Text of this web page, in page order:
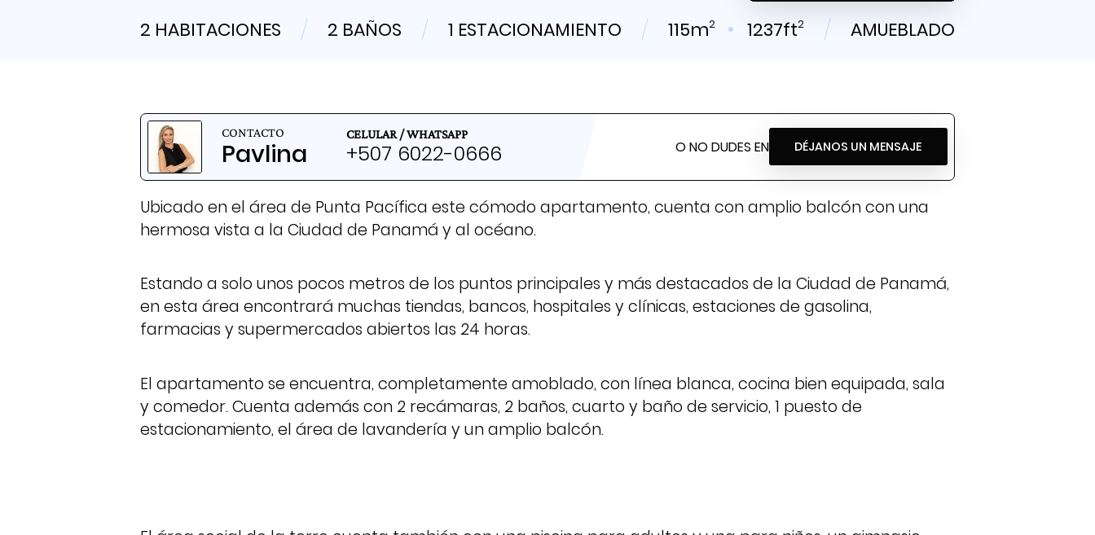
2 HABITACIONES 2 BAÑOS 1 ESTACIONAMIENTO 115m2 1237ft2 AMUEBLADO
CONTACTO
Pavlina
CELULAR / WHATSAPP
-0666
6022
+507 O NO DUDES EN DÉJANOS UN MENSAJE
Ubicado en el área de Punta Pacífica este cómodo apartamento, cuenta con amplio balcón con una
hermosa vista a la Ciudad de Panamá y al océano.
Estando a solo unos pocos metros de los puntos principales y más destacados de la Ciudad de Panamá,
en esta área encontrará muchas tiendas, bancos, hospitales y clínicas, estaciones de gasolina,
farmacias y supermercados abiertos las 24 horas.
El apartamento se encuentra, completamente amoblado, con línea blanca, cocina bien equipada, sala
y comedor. Cuenta además con 2 recámaras, 2 baños, cuarto y baño de servicio, 1 puesto de
estacionamiento, el área de lavandería y un amplio balcón.